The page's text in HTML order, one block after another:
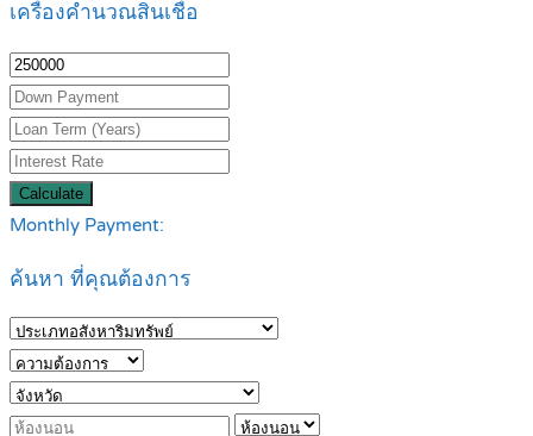
เครื่องคำนวณสินเชื่อ
Calculate
Monthly Payment:
ค้นหา ที่คุณต้องการ